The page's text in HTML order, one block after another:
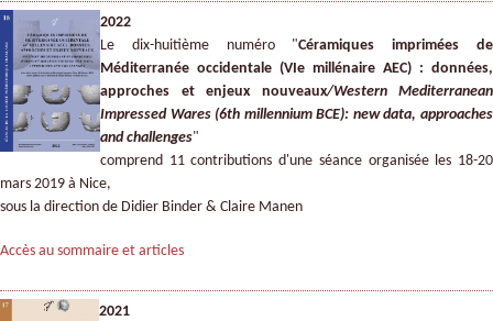
2022
Le dix-huitième numéro "Céramiques imprimées de
Méditerranée occidentale (VIe millénaire AEC) : données,
approches et enjeux nouveaux/Western Mediterranean
Impressed Wares (6th millennium BCE): new data, approaches
and challenges"
comprend 11 contributions d'une séance organisée les 18-20
mars 2019 à Nice,
sous la direction de Didier Binder & Claire Manen
Accès au sommaire et articles
2021